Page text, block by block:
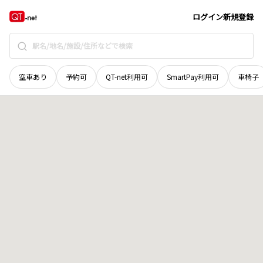
ログイン新規登録
空車あり 予約可 QT-net利用可 SmartPay利用可 車椅子
青森県